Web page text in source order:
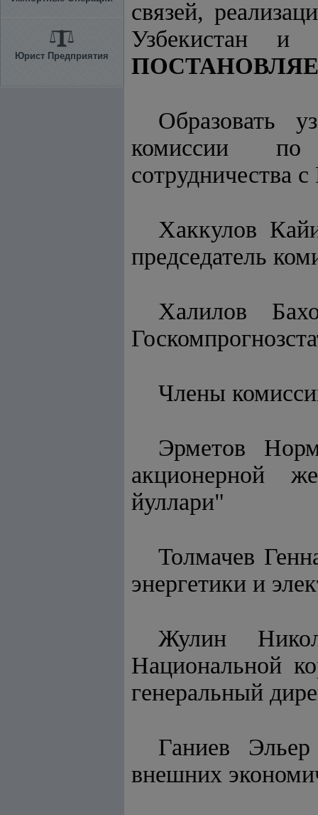
Юрист Предприятия
связей,
Узбекистан и
Образовать
комиссии по
сотрудничества
Хаккулов
председатель
Халилов
Члены
Эрметов
акционерной
йуллари"
Толмачев
энергетики и
Жулин
Национальной
генеральный
Ганиев
внешних